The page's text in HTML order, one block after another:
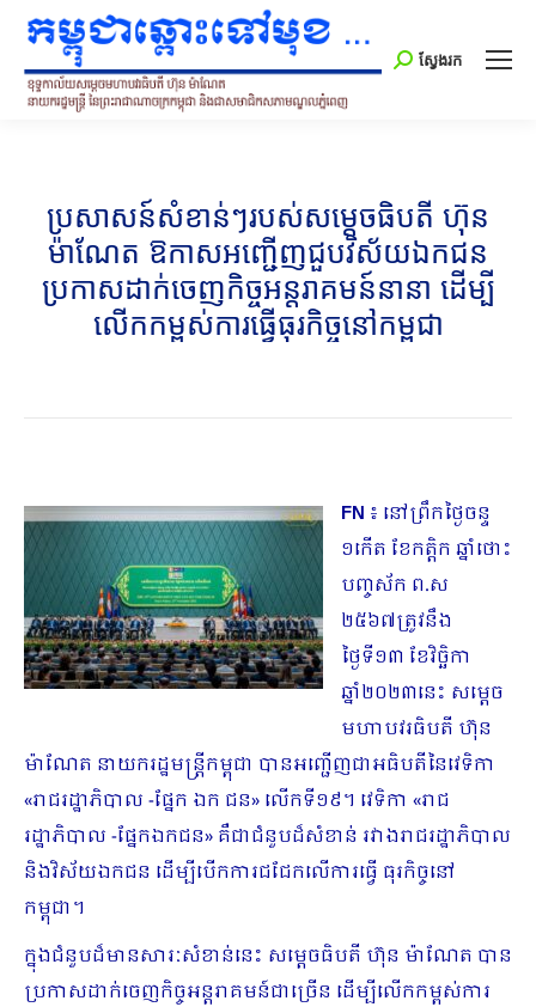
Search:
ស្វែងរក
ប្រសាសន៍សំខាន់ៗរបស់សម្តេចធិបតី ហ៊ុន
ម៉ាណែត ឱកាសអញ្ជើញជួបវិស័យឯកជន
ប្រកាសដាក់ចេញកិច្ចអន្តរាគមន៍នានា ដើម្បី
លើកកម្ពស់ការធ្វើធុរកិច្ចនៅកម្ពុជា
FN ៖ នៅព្រឹកថ្ងៃចន្ទ
១កើត ខែកត្ដិក ឆ្នាំថោះ
បញ្ចស័ក ព.ស
២៥៦៧ត្រូវនឹង
ថ្ងៃទី១៣ ខែវិច្ឆិកា
ឆ្នាំ២០២៣នេះ សម្តេច
មហាបវរធិបតី ហ៊ុន
ម៉ាណែត នាយករដ្ឋមន្ត្រីកម្ពុជា បានអញ្ជើញជាអធិបតីនៃវេទិកា
«រាជរដ្ឋាភិបាល -ផ្នែក ឯក ជន» លើកទី១៩។ វេទិកា «រាជ
រដ្ឋាភិបាល -ផ្នែកឯកជន» គឺជាជំនួបដ៏សំខាន់ រវាងរាជរដ្ឋាភិបាល
និងវិស័យឯកជន ដើម្បីបើកការជជែកលើការធ្វើ ធុរកិច្ចនៅ
កម្ពុជា។
ក្នុងជំនួបដ៏មានសារៈសំខាន់នេះ សម្តេចធិបតី ហ៊ុន ម៉ាណែត បាន
ប្រកាសដាក់ចេញកិច្ចអន្តរាគមន៍ជាច្រើន ដើម្បីលើកកម្ពស់ការ